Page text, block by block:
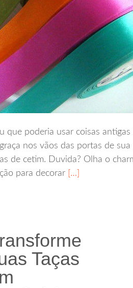
que poderia usar coisas
nos vãos das portas de sua
de cetim. Duvida? Olha o
para decorar […]
Taças